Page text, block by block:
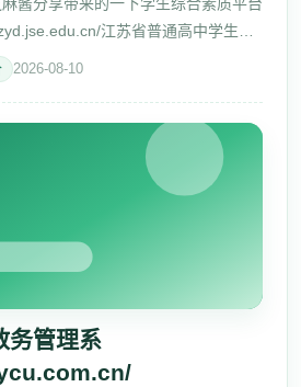
江苏省普通高中学生综
说明： 1) 学生填写综合素质评价表
2026-08-10
务管理系